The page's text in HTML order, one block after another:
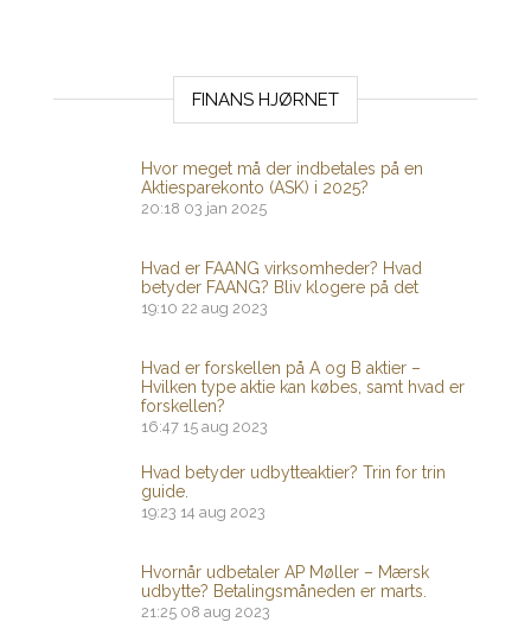
FINANS HJØRNET
Hvor meget må der indbetales på en
Aktiesparekonto (ASK) i 2025?
20:18 03 jan 2025
Hvad er FAANG virksomheder? Hvad
betyder FAANG? Bliv klogere på det
19:10 22 aug 2023
Hvad er forskellen på A og B aktier –
Hvilken type aktie kan købes, samt hvad er
forskellen?
16:47 15 aug 2023
Hvad betyder udbytteaktier? Trin for trin
guide.
19:23 14 aug 2023
Hvornår udbetaler AP Møller – Mærsk
udbytte? Betalingsmåneden er marts.
21:25 08 aug 2023